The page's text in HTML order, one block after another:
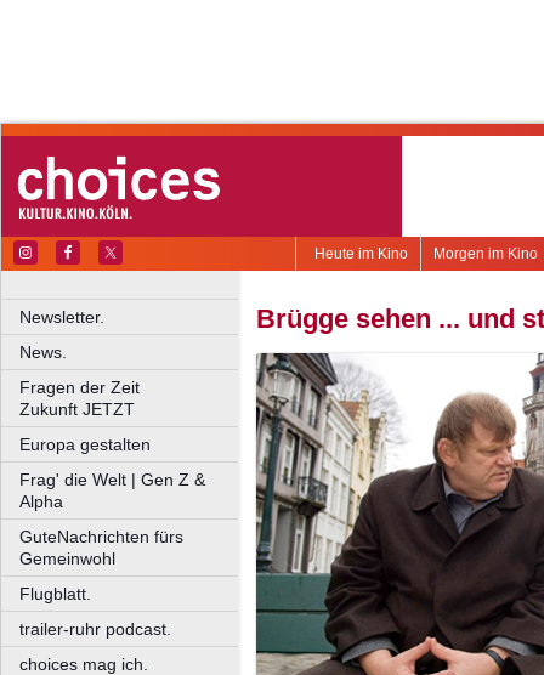
Morgen im Kino
Heute im Kino
Newsletter.
News.
Fragen der Zeit
Zukunft JETZT
Europa gestalten
Frag' die Welt | Gen Z &
Alpha
GuteNachrichten fürs
Gemeinwohl
Flugblatt.
trailer-ruhr podcast.
choices mag ich.
Brügge sehen ... und